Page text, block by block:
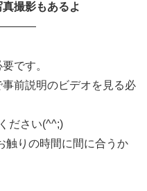
撮影もあるよ
です。
前説明のビデオを見る必
ださい(^^;)
触りの時間に間に合うか